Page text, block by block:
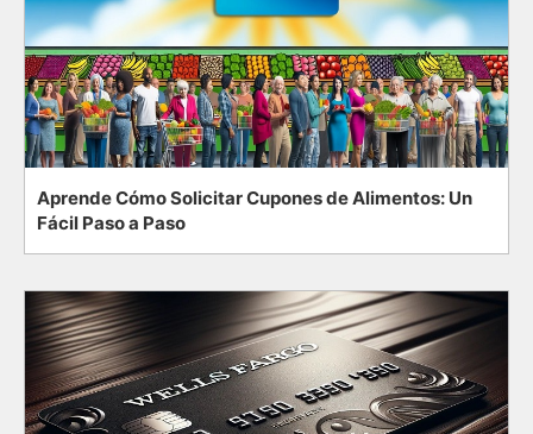
Aprende Cómo Solicitar Cupones de Alimentos: Un
Fácil Paso a Paso